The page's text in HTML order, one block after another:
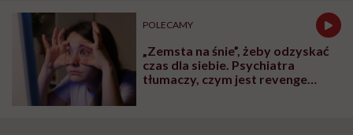
POLECAMY
„Zemsta na śnie”, żeby odzyskać
czas dla siebie. Psychiatra
tłumaczy, czym jest revenge